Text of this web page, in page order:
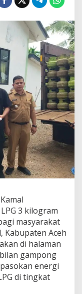
3 kilogram
masyarakat
Kabupaten Aceh
di halaman
gampong
energi
di tingkat